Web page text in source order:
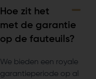
Hoe zit het
met de garantie
op de fauteuils?
We bieden een royale
garantieperiode op al